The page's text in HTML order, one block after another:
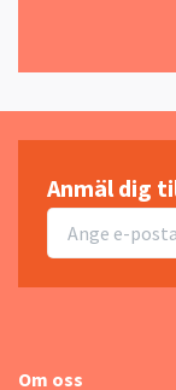
Anmäl dig
Om oss